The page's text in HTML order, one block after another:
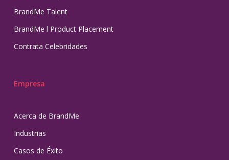
BrandMe Talent
BrandMe l Product Placement
Contrata Celebridades
Empresa
Acerca de BrandMe
Industrias
Casos de Éxito